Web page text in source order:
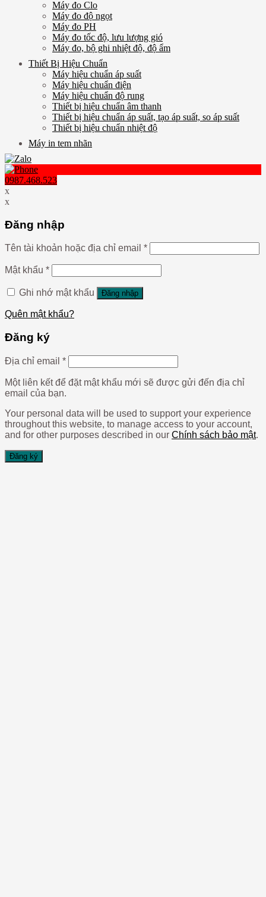
Máy đo Clo
Máy đo độ ngọt
Máy đo PH
Máy đo tốc độ, lưu lượng gió
Máy đo, bộ ghi nhiệt độ, độ ẩm
Thiết Bị Hiệu Chuẩn
Máy hiệu chuẩn áp suất
Máy hiệu chuẩn điện
Máy hiệu chuẩn độ rung
Thiết bị hiệu chuẩn âm thanh
Thiết bị hiệu chuẩn áp suất, tạo áp suất, so áp suất
Thiết bị hiệu chuẩn nhiệt độ
Máy in tem nhãn
0987.468.523
x
x
Đăng nhập
Tên tài khoản hoặc địa chỉ email *
Mật khẩu *
Ghi nhớ mật khẩu Đăng nhập
Quên mật khẩu?
Đăng ký
Địa chỉ email *
Một liên kết để đặt mật khẩu mới sẽ được gửi đến địa chỉ
email của bạn.
Your personal data will be used to support your experience
throughout this website, to manage access to your account,
and for other purposes described in our Chính sách bảo mật.
Đăng ký